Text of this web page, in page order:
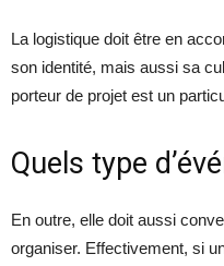
La logistique doit être en
son identité, mais aussi sa
porteur de projet est un
Quels type
En outre, elle doit aussi
organiser. Effectivement, si